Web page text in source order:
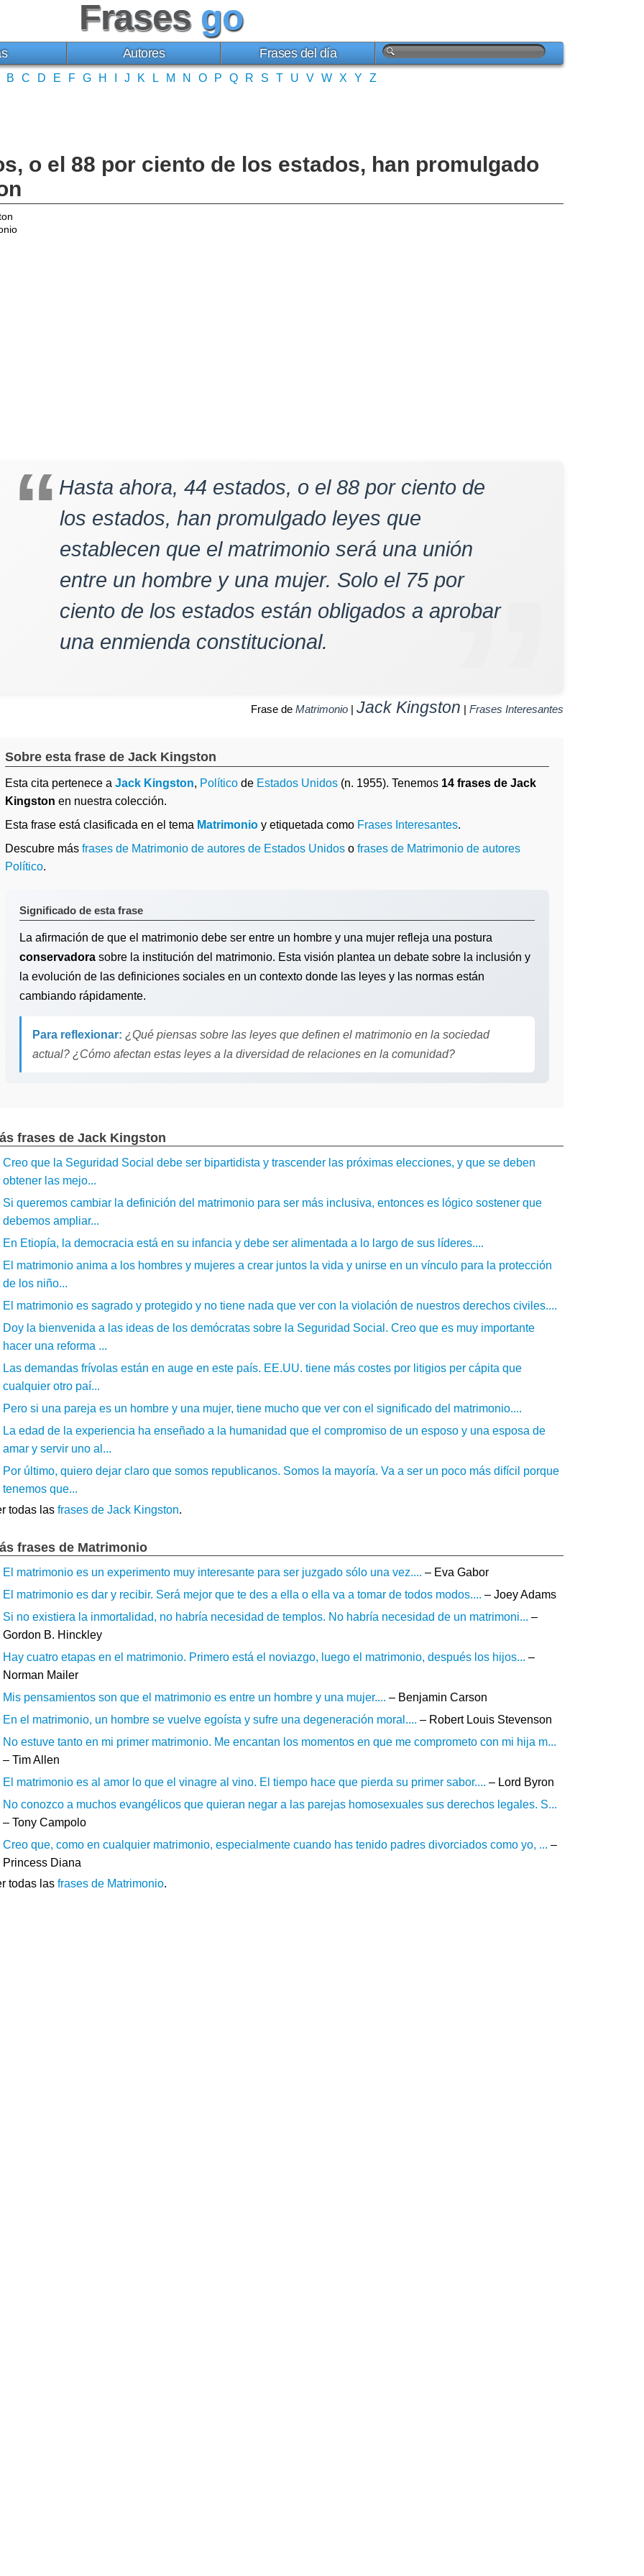
Frases go
Autores Frases del día
B C D E F G H J K L M N O P Q R S T U V W X Y Z
o el 88 por ciento de los estados, han promulgado
Hasta ahora, 44 estados, o el 88 por ciento de
los estados, han promulgado leyes que
establecen que el matrimonio será una unión
entre un hombre y una mujer. Solo el 75 por
ciento de los estados están obligados a aprobar
una enmienda constitucional.
Frase de Matrimonio | Jack Kingston | Frases Interesantes
Sobre esta frase de Jack Kingston
Esta cita pertenece a Jack Kingston, Político de Estados Unidos (n. 1955). Tenemos 14 frases de Jack
Kingston en nuestra colección.
Esta frase está clasificada en el tema Matrimonio y etiquetada como Frases Interesantes.
Descubre más frases de Matrimonio de autores de Estados Unidos o frases de Matrimonio de autores
Político.
Significado de esta frase
La afirmación de que el matrimonio debe ser entre un hombre y una mujer refleja una postura
conservadora sobre la institución del matrimonio. Esta visión plantea un debate sobre la inclusión y
la evolución de las definiciones sociales en un contexto donde las leyes y las normas están
cambiando rápidamente.
Para reflexionar: ¿Qué piensas sobre las leyes que definen el matrimonio en la sociedad
actual? ¿Cómo afectan estas leyes a la diversidad de relaciones en la comunidad?
frases de Jack Kingston
Creo que la Seguridad Social debe ser bipartidista y trascender las próximas elecciones, y que se deben
obtener las mejo...
Si queremos cambiar la definición del matrimonio para ser más inclusiva, entonces es lógico sostener que
debemos ampliar...
En Etiopía, la democracia está en su infancia y debe ser alimentada a lo largo de sus líderes....
El matrimonio anima a los hombres y mujeres a crear juntos la vida y unirse en un vínculo para la protección
de los niño...
El matrimonio es sagrado y protegido y no tiene nada que ver con la violación de nuestros derechos civiles....
Doy la bienvenida a las ideas de los demócratas sobre la Seguridad Social. Creo que es muy importante
hacer una reforma ...
Las demandas frívolas están en auge en este país. EE.UU. tiene más costes por litigios per cápita que
cualquier otro paí...
Pero si una pareja es un hombre y una mujer, tiene mucho que ver con el significado del matrimonio....
La edad de la experiencia ha enseñado a la humanidad que el compromiso de un esposo y una esposa de
amar y servir uno al...
Por último, quiero dejar claro que somos republicanos. Somos la mayoría. Va a ser un poco más difícil porque
tenemos que...
todas las frases de Jack Kingston.
frases de Matrimonio
El matrimonio es un experimento muy interesante para ser juzgado sólo una vez.... – Eva Gabor
El matrimonio es dar y recibir. Será mejor que te des a ella o ella va a tomar de todos modos.... – Joey Adams
Si no existiera la inmortalidad, no habría necesidad de templos. No habría necesidad de un matrimoni... –
Gordon B. Hinckley
Hay cuatro etapas en el matrimonio. Primero está el noviazgo, luego el matrimonio, después los hijos... –
Norman Mailer
Mis pensamientos son que el matrimonio es entre un hombre y una mujer.... – Benjamin Carson
En el matrimonio, un hombre se vuelve egoísta y sufre una degeneración moral.... – Robert Louis Stevenson
No estuve tanto en mi primer matrimonio. Me encantan los momentos en que me comprometo con mi hija m...
– Tim Allen
El matrimonio es al amor lo que el vinagre al vino. El tiempo hace que pierda su primer sabor.... – Lord Byron
No conozco a muchos evangélicos que quieran negar a las parejas homosexuales sus derechos legales. S...
– Tony Campolo
Creo que, como en cualquier matrimonio, especialmente cuando has tenido padres divorciados como yo, ... –
Princess Diana
todas las frases de Matrimonio.